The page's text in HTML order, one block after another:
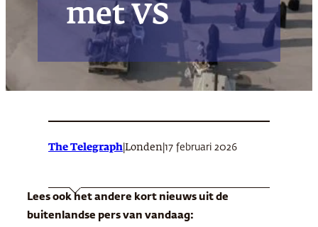
met VS
The Telegraph Londen 17 februari 2026
Lees ook het andere kort nieuws uit de
buitenlandse pers van vandaag: